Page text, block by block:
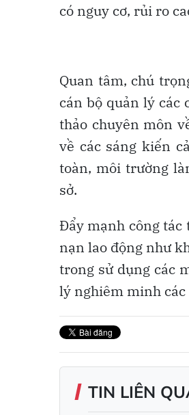
có nguy cơ, rủi ro
Quan tâm, chú
cán bộ quản lý các
thảo chuyên môn
về các sáng kiến
toàn, môi trường
sở.
Đẩy mạnh công
nạn lao động như
trong sử dụng các
lý nghiêm minh các
TIN LIÊN